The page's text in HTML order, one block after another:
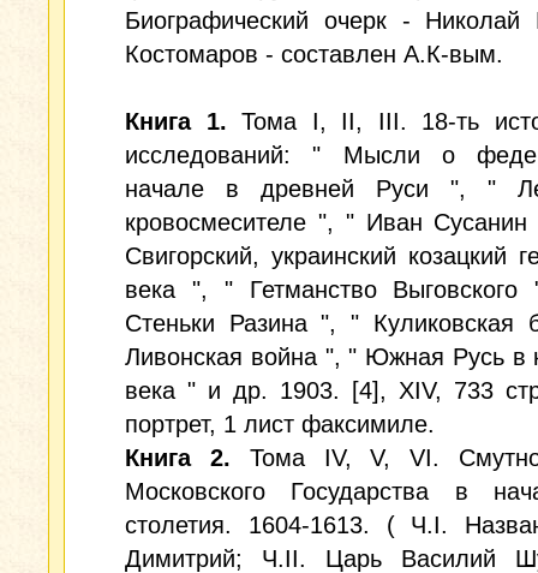
Биографический очерк - Николай
Костомаров - составлен А.К-вым.
Книга 1. Тома I, II, III. 18-ть
исследований: " Мысли о
начале в древней Руси ", "
кровосмесителе ", " Иван
Свигорский, украинский козацкий
века ", " Гетманство
Стеньки Разина ", " Куликовская
Ливонская война ", " Южная Русь в
века " и др. 1903. [4], XIV, 733
портрет, 1 лист факсимиле.
Книга 2. Тома IV, V, VI.
Московского Государства в
столетия. 1604-1613. ( Ч.I.
Димитрий; Ч.II. Царь Василий